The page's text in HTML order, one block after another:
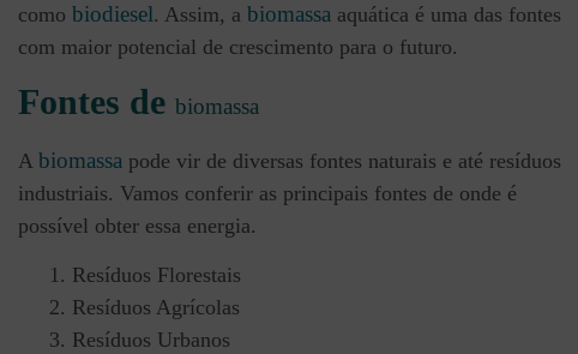
como biodiesel. Assim, a biomassa aquática é uma das fontes
com maior potencial de crescimento para o futuro.
Fontes de biomassa
A biomassa pode vir de diversas fontes naturais e até resíduos
industriais. Vamos conferir as principais fontes de onde é
possível obter essa energia.
Resíduos Florestais
Resíduos Agrícolas
Resíduos Urbanos